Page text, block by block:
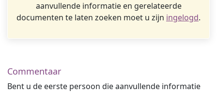
aanvullende informatie en gerelateerde
documenten te laten zoeken moet u zijn ingelogd.
Commentaar
Bent u de eerste persoon die aanvullende informatie